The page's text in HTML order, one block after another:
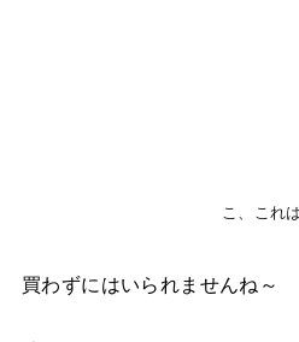
こ、これ
買わずにはいられませんね～